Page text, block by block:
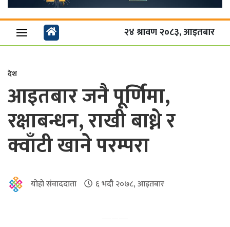
२४ श्रावण २०८३, आइतबार
देश
आइतबार जनै पूर्णिमा,
रक्षाबन्धन, राखी बाध्ने र
क्वाँटी खाने परम्परा
योहो संवाददाता ६ भदौ २०७८, आइतबार